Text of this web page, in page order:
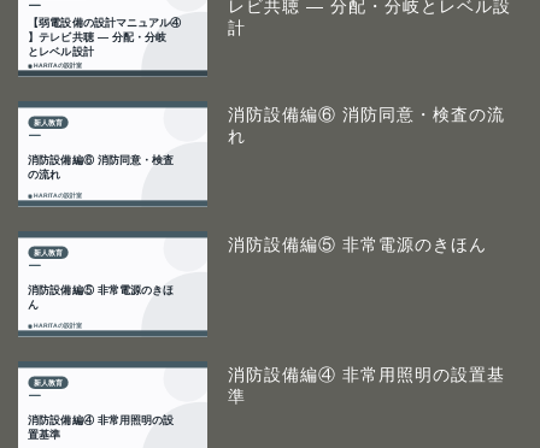
レビ共聴 ― 分配・分岐とレベル設
計
消防設備編⑥ 消防同意・検査の流
れ
消防設備編⑤ 非常電源のきほん
消防設備編④ 非常用照明の設置基
準